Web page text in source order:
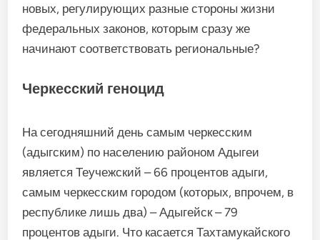
новых, регулирующих разные стороны жизни
федеральных законов, которым сразу же
начинают соответствовать региональные?
Черкесский геноцид
На сегодняшний день самым черкесским
(адыгским) по населению районом Адыгеи
является Теучежский – 66 процентов адыги,
самым черкесским городом (которых, впрочем, в
республике лишь два) – Адыгейск – 79
процентов адыги. Что касается Тахтамукайского